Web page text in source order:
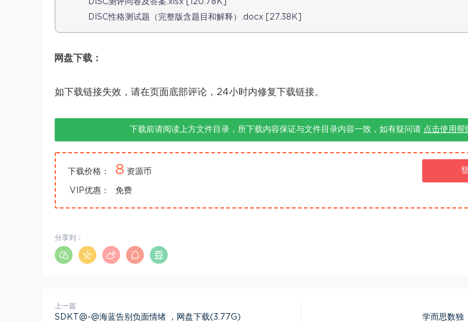
DISC性格测试题（完整版含题目和解释）.docx [27.38K]
网盘下载：
如下载链接失效，请在页面底部评论，24小时内修复下载链接。
下载前请阅读上方文件目录，所下载内容保证与文件目录内容一致，如有疑问请 点击使用帮
下载价格： 8 资源币
VIP优惠： 免费
分享到：
上一篇
SDKT@-@海蓝告别负面情绪 ，网盘下载(3.77G) 学而思数独